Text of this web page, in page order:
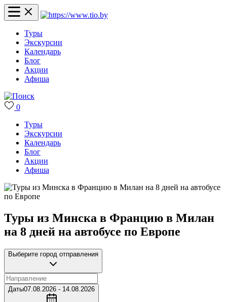
Туры
Экскурсии
Календарь
Блог
Акции
Афиша
0
Туры
Экскурсии
Календарь
Блог
Акции
Афиша
Туры из Минска в Францию в Милан
на 8 дней на автобусе по Европе
Выберите город отправления
Даты07.08.2026 - 14.08.2026